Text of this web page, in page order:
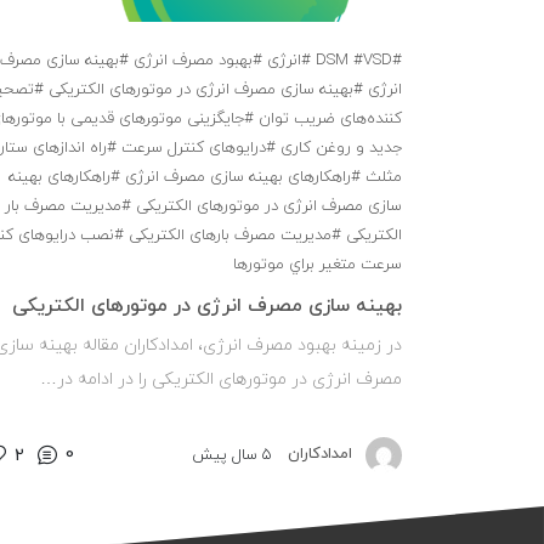
#DSM
#VSD #اﻧﺮژی #بهبود مصرف انرژی #ﺑﻬﻴﻨﻪ ﺳﺎزی ﻣﺼﺮف
اﻧﺮژی #ﺑﻬﻴﻨﻪ ﺳﺎزی ﻣﺼﺮف اﻧﺮژی در ﻣﻮﺗﻮرﻫﺎی اﻟﻜﺘﺮیکی
ﻛﻨﻨﺪهﻫﺎی ﺿﺮﻳﺐ ﺗﻮان #ﺟﺎﻳﮕﺰینی ﻣﻮﺗوﺮﻫﺎی ﻗﺪیمی ﺑﺎ
ﺟﺪﻳﺪ و روﻏﻦ ﻛﺎری #دراﻳﻮﻫﺎی ﻛﻨﺘﺮل ﺳﺮﻋﺖ #راه اﻧﺪازﻫﺎی
ﻣﺜﻠﺚ #راﻫﻜﺎرﻫﺎی ﺑﻬﻴﻨﻪ ﺳﺎزی ﻣﺼﺮف اﻧﺮژی #راﻫﻜﺎرﻫﺎی ﺑﻬﻴﻨﻪ
ﺳﺎزی ﻣﺼﺮف اﻧﺮژی در ﻣﻮﺗﻮرﻫﺎی اﻟﻜﺘﺮیکی #ﻣﺪﻳﺮﻳﺖ ﻣﺼﺮف ﺑﺎر
اﻟﻜﺘﺮیکی #ﻣﺪﻳﺮﻳﺖ ﻣﺼﺮف ﺑﺎرﻫﺎی اﻟﻜﺘﺮیکی #نصب دراﻳﻮﻫﺎی
ﺳﺮﻋﺖ ﻣﺘﻐﻴﺮ ﺑﺮاي موتورها
ﺑﻬﻴﻨﻪ ﺳﺎزی ﻣﺼﺮف اﻧﺮژی در ﻣﻮﺗﻮرﻫﺎی اﻟﻜﺘﺮیکی
در زمینه بهبود مصرف انرژی، امدادکاران مقاله ﺑﻬﻴﻨﻪ
ﻣﺼﺮف اﻧﺮژی در ﻣﻮﺗﻮرﻫﺎی اﻟﻜﺘﺮیکی را در ادامه در…
امدادکاران 5 سال پیش 2 0